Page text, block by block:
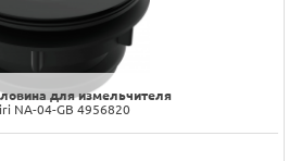
для измельчителя
NA-04-GB 4956820